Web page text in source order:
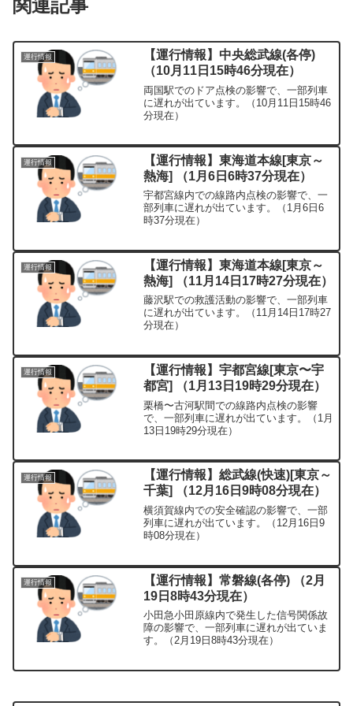
関連記事
運行情報
【運行情報】中央総武線(各停)
（10月11日15時46分現在）
両国駅でのドア点検の影響で、一部列車
に遅れが出ています。（10月11日15時46
分現在）
運行情報
【運行情報】東海道本線[東京～
熱海] （1月6日6時37分現在）
宇都宮線内での線路内点検の影響で、一
部列車に遅れが出ています。（1月6日6
時37分現在）
運行情報
【運行情報】東海道本線[東京～
熱海] （11月14日17時27分現在）
藤沢駅での救護活動の影響で、一部列車
に遅れが出ています。（11月14日17時27
分現在）
運行情報
【運行情報】宇都宮線[東京〜宇
都宮] （1月13日19時29分現在）
栗橋〜古河駅間での線路内点検の影響
で、一部列車に遅れが出ています。（1月
13日19時29分現在）
運行情報
【運行情報】総武線(快速)[東京～
千葉] （12月16日9時08分現在）
横須賀線内での安全確認の影響で、一部
列車に遅れが出ています。（12月16日9
時08分現在）
運行情報
【運行情報】常磐線(各停) （2月
19日8時43分現在）
小田急小田原線内で発生した信号関係故
障の影響で、一部列車に遅れが出ていま
す。（2月19日8時43分現在）